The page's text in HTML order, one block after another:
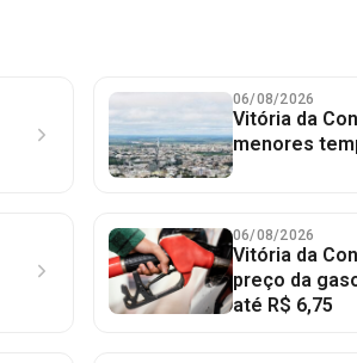
06/08/2026
Vitória da
menores
06/08/2026
Vitória da
preço da
até R$ 6,75